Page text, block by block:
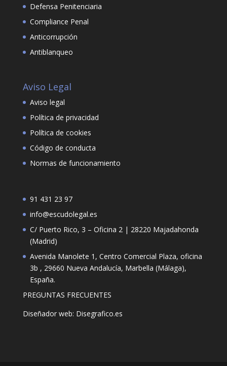
Defensa Penitenciaria
Compliance Penal
Anticorrupción
Antiblanqueo
Aviso Legal
Aviso legal
Política de privacidad
Política de cookies
Código de conducta
Normas de funcionamiento
91 431 23 97
info@escudolegal.es
C/ Puerto Rico, 3 – Oficina 2 | 28220 Majadahonda
(Madrid)
Avenida Manolete 1, Centro Comercial Plaza, oficina
3b , 29660 Nueva Andalucía, Marbella (Málaga),
España.
PREGUNTAS FRECUENTES
Diseñador web: Disegrafico.es